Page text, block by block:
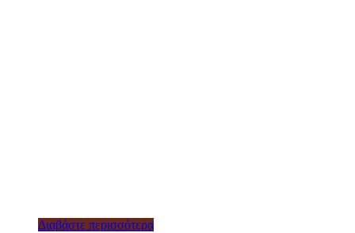
Διαβάστε περισσότερα